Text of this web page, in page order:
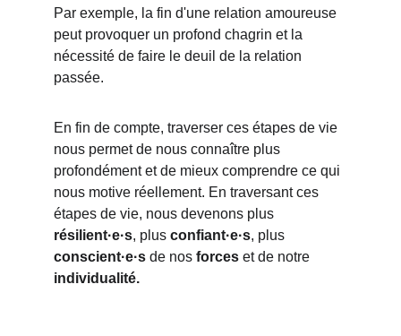
Par exemple, la fin d'une relation amoureuse
peut provoquer un profond chagrin et la
nécessité de faire le deuil de la relation
passée.
En fin de compte, traverser ces étapes de vie
nous permet de nous connaître plus
profondément et de mieux comprendre ce qui
nous motive réellement. En traversant ces
étapes de vie, nous devenons plus
résilient·e·s, plus confiant·e·s, plus
conscient·e·s de nos forces et de notre
individualité.